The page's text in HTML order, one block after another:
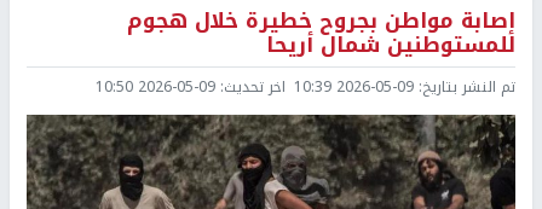
إصابة مواطن بجروح خطيرة خلال هجوم
للمستوطنين شمال أريحا
تم النشر بتاريخ: 2026-05-09 10:39 اخر تحديث: 2026-05-09 10:50